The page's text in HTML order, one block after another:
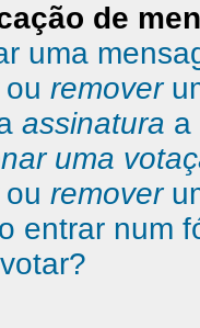
de
uma
remover
assinatura a
uma
remover
entrar num